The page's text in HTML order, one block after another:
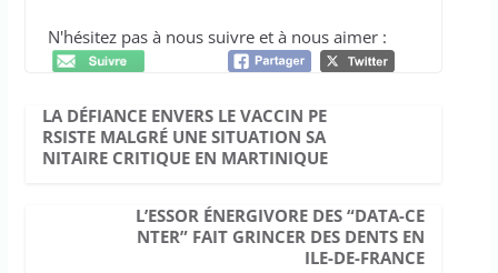
N'hésitez pas à nous suivre et à nous aimer :
LA DÉFIANCE ENVERS LE VACCIN PE
RSISTE MALGRÉ UNE SITUATION SA
NITAIRE CRITIQUE EN MARTINIQUE
L’ESSOR ÉNERGIVORE DES “DATA-CE
NTER” FAIT GRINCER DES DENTS EN
ILE-DE-FRANCE